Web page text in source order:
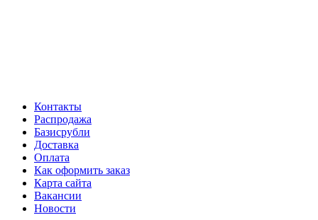
Контакты
Распродажа
Базисрубли
Доставка
Оплата
Как оформить заказ
Карта сайта
Вакансии
Новости